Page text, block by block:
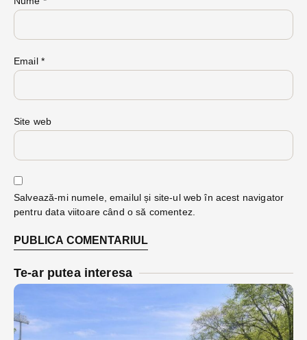
Email *
Site web
Salvează-mi numele, emailul și site-ul web în acest navigator
pentru data viitoare când o să comentez.
Te-ar putea interesa